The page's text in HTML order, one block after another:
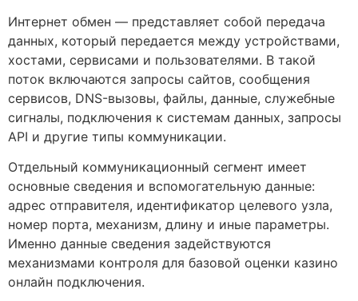
Интернет обмен — представляет собой передача
данных, который передается между устройствами,
хостами, сервисами и пользователями. В такой
поток включаются запросы сайтов, сообщения
сервисов, DNS-вызовы, файлы, данные, служебные
сигналы, подключения к системам данных, запросы
API и другие типы коммуникации.
Отдельный коммуникационный сегмент имеет
основные сведения и вспомогательную данные:
адрес отправителя, идентификатор целевого узла,
номер порта, механизм, длину и иные параметры.
Именно данные сведения задействуются
механизмами контроля для базовой оценки казино
онлайн подключения.